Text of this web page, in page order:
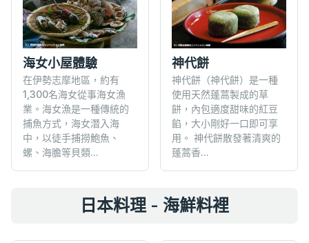
海女小屋體驗
在伊勢志摩地區，約有
1,300名海女從事海女漁
業。海女漁是一種傳統的
捕魚方式，海女潛入海
中，以徒手捕撈鮑魚、
螺、海膽等貝類...
神代餅
神代餅（神代餅）是一種
使用天然蓬蒿製成的草
餅，內包適度甜味的紅豆
餡，大小剛好一口即可享
用。 神代餅散發著清爽的
蓬蒿香...
日本料理 - 海鮮料裡